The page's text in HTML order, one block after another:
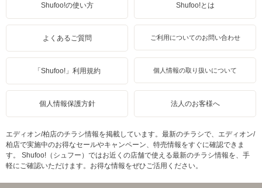
Shufoo!の使い方 Shufoo!とは
よくあるご質問 ご利用についてのお問い合わせ
「Shufoo!」利用規約 個人情報の取り扱いについて
個人情報保護方針 法人のお客様へ
エディオン/柏店のチラシ情報を掲載しています。最新のチラシで、エディオン/
柏店で実施中のお得なセールやキャンペーン、特売情報をすぐに確認できま
す。 Shufoo!（シュフー）ではお近くの店舗で使える最新のチラシ情報を、手
軽にご確認いただけます。お得な情報をぜひご活用ください。